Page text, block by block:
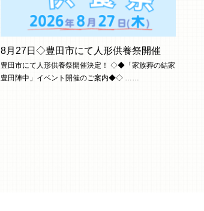
8月27日◇豊田市にて人形供養祭開催
豊田市にて人形供養祭開催決定！ ◇◆「家族葬の結家
豊田陣中」イベント開催のご案内◆◇ ……